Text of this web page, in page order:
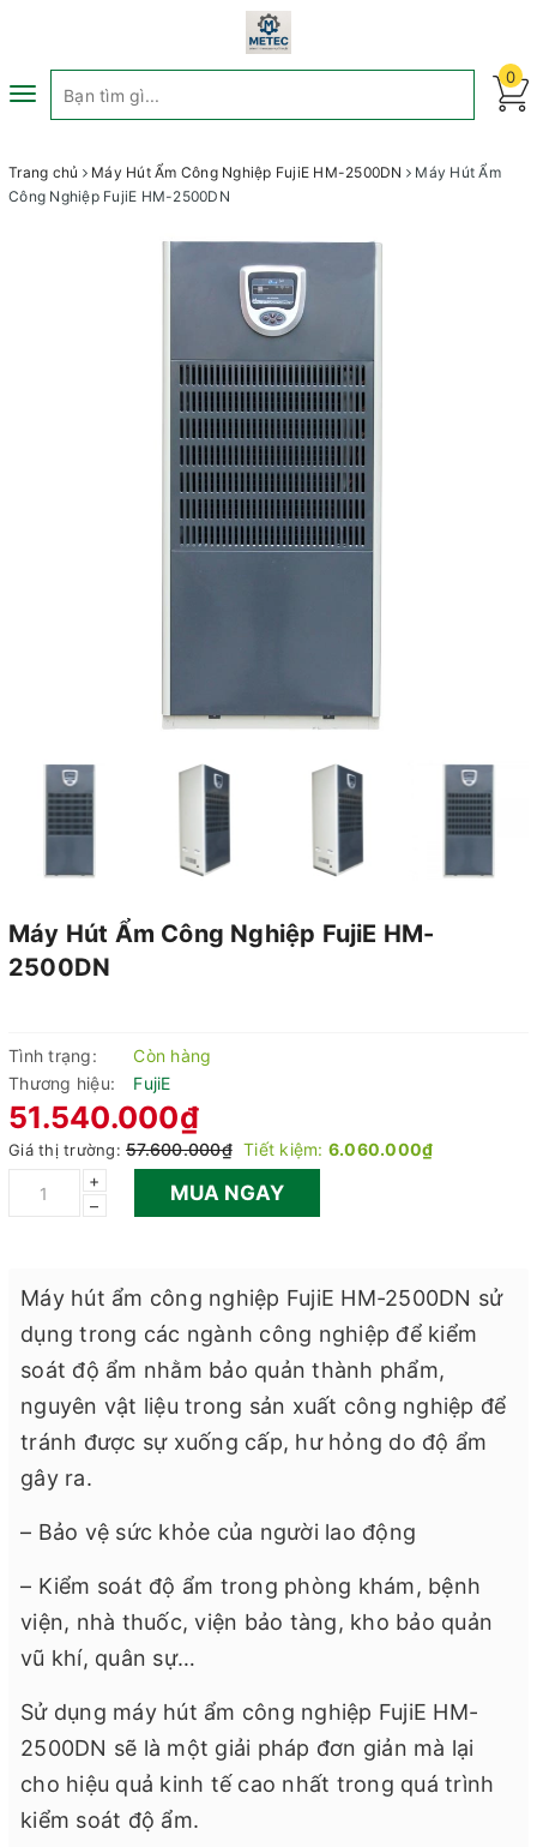
Toggle
navigation
0
Trang chủ Máy Hút Ẩm Công Nghiệp FujiE HM-2500DN
Máy Hút Ẩm
Công Nghiệp FujiE HM-2500DN
Máy Hút Ẩm Công Nghiệp FujiE HM-
2500DN
Tình trạng:
Còn hàng
Thương hiệu:
FujiE
51.540.000₫
Giá thị trường: 57.600.000₫ Tiết kiệm: 6.060.000₫
+
–
MUA NGAY
Máy hút ẩm công nghiệp FujiE HM-2500DN sử
dụng trong các ngành công nghiệp để kiểm
soát độ ẩm nhằm bảo quản thành phẩm,
nguyên vật liệu trong sản xuất công nghiệp để
tránh được sự xuống cấp, hư hỏng do độ ẩm
gây ra.
– Bảo vệ sức khỏe của người lao động
– Kiểm soát độ ẩm trong phòng khám, bệnh
viện, nhà thuốc, viện bảo tàng, kho bảo quản
vũ khí, quân sự…
Sử dụng máy hút ẩm công nghiệp FujiE HM-
2500DN sẽ là một giải pháp đơn giản mà lại
cho hiệu quả kinh tế cao nhất trong quá trình
kiểm soát độ ẩm.